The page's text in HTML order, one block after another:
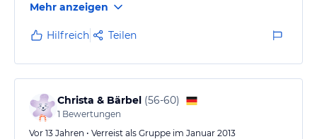
Entgegen aller Erwartungen, kann man auch in der
Regenzeit auf die Insel fliegen. Allerhöchstens eine
halbe Stunde Regen am Tag. Der Regen kommt super
plötzlich und ist aber genauso plötzlich auch wieder
weg! Super Wetter! Hohe Wellen!
Die Familie ist super zuvorkommend und tut wirklich
alles um seine Gäste zufrieden zu stellen.
Mehr anzeigen
Hilfreich Teilen
Christa & Bärbel (56-60)
1 Bewertungen
Vor 13 Jahren • Verreist als Gruppe im Januar 2013